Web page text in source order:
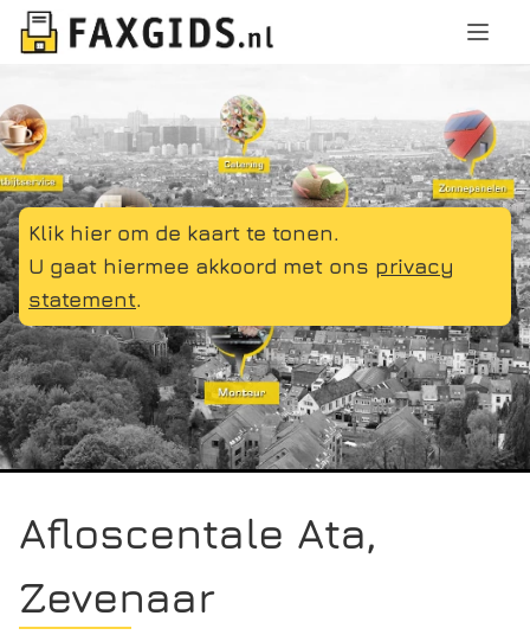
Klik hier om de kaart te tonen.
U gaat hiermee akkoord met ons privacy
statement.
Afloscentale Ata,
Zevenaar